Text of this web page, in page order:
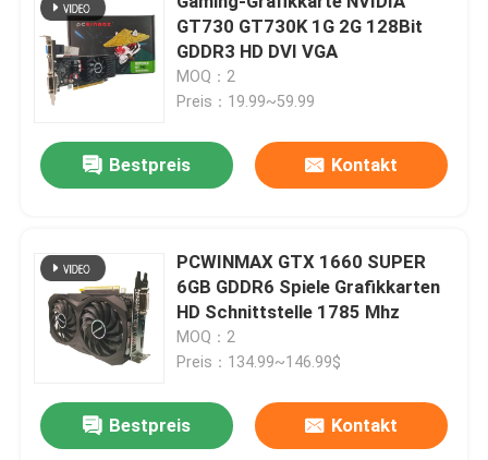
GT730 GT730K 1G 2G 128Bit
GDDR3 HD DVI VGA
MOQ：2
Preis：19.99~59.99
Bestpreis Kontakt
PCWINMAX GTX 1660 SUPER
6GB GDDR6 Spiele Grafikkarten
HD Schnittstelle 1785 Mhz
MOQ：2
Preis：134.99~146.99$
Bestpreis Kontakt